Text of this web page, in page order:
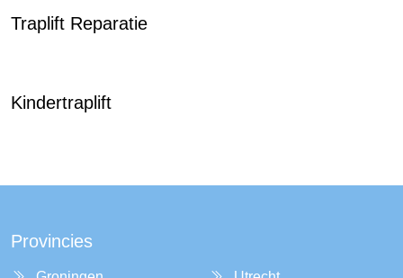
Traplift Reparatie
Kindertraplift
Provincies